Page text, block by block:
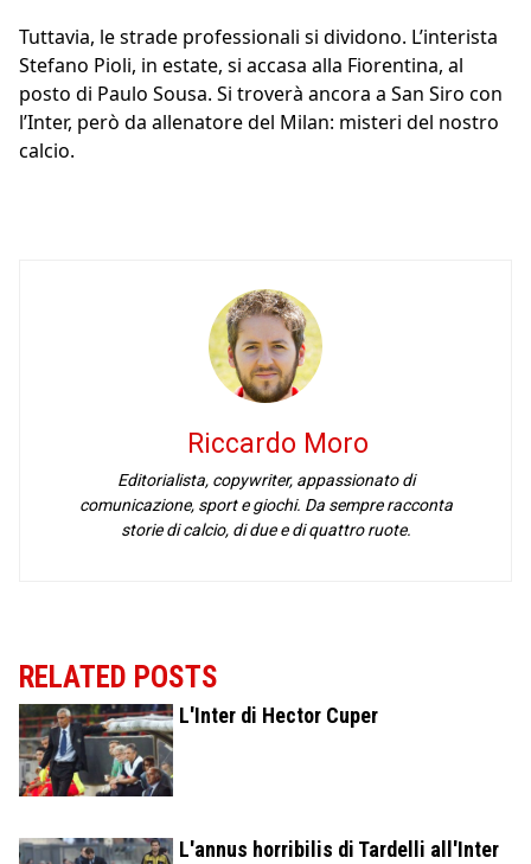
Tuttavia, le strade professionali si dividono. L’interista
Stefano Pioli, in estate, si accasa alla Fiorentina, al
posto di Paulo Sousa. Si troverà ancora a San Siro con
l’Inter, però da allenatore del Milan: misteri del nostro
calcio.
Riccardo Moro
Editorialista, copywriter, appassionato di
comunicazione, sport e giochi. Da sempre racconta
storie di calcio, di due e di quattro ruote.
RELATED POSTS
L'Inter di Hector Cuper
L'annus horribilis di Tardelli all'Inter